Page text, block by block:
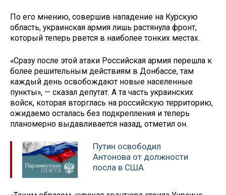
По его мнению, совершив нападение на Курскую
область, украинская армия лишь растянула фронт,
который теперь рвется в наиболее тонких местах.
«Сразу после этой атаки Российская армия перешла к
более решительным действиям в Донбассе, там
каждый день освобождают новые населенные
пункты», — сказал депутат. А та часть украинских
войск, которая вторглась на российскую территорию,
ожидаемо осталась без подкрепления и теперь
планомерно выдавливается назад, отметил он.
Путин освободил
Антонова от должности
посла в США